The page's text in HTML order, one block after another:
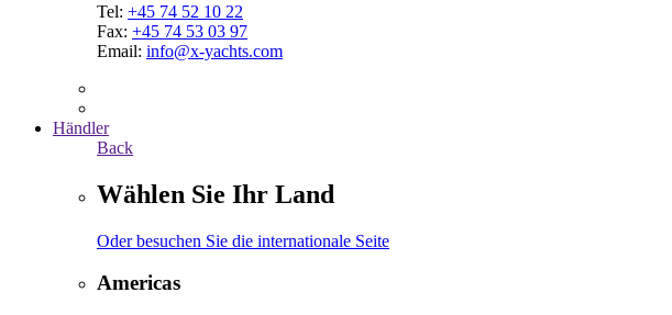
Tel: +45 74 52 10 22
Fax: +45 74 53 03 97
Email: info@x-yachts.com
Händler
Back
Wählen Sie Ihr Land
Oder besuchen Sie die internationale Seite
Americas